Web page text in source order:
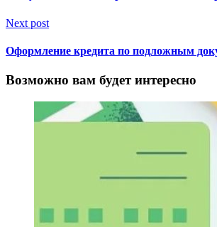
Next post
Оформление кредита по подложным
Возможно вам будет интересно